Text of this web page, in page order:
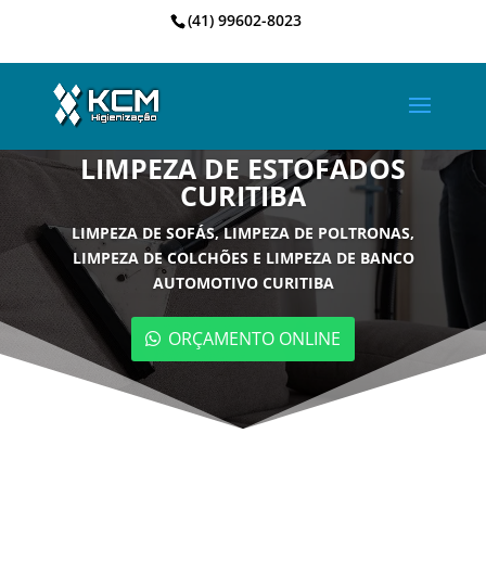
(41) 99602-8023
LIMPEZA DE ESTOFADOS
CURITIBA
LIMPEZA DE SOFÁS, LIMPEZA DE POLTRONAS,
LIMPEZA DE COLCHÕES E LIMPEZA DE BANCO
AUTOMOTIVO CURITIBA
ORÇAMENTO ONLINE